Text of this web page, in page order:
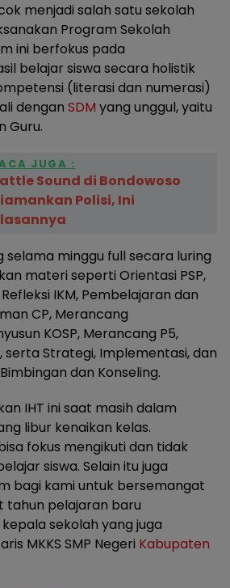
menjadi salah satu sekolah
Program Sekolah
ini berfokus pada
belajar siswa secara holistik
(literasi dan numerasi)
dengan SDM yang unggul, yaitu
Guru.
JUGA :
Sound di Bondowoso
Polisi, Ini
selama minggu full secara luring
materi seperti Orientasi PSP,
IKM, Pembelajaran dan
CP, Merancang
KOSP, Merancang P5,
serta Strategi, Implementasi, dan
dan Konseling.
IHT ini saat masih dalam
libur kenaikan kelas.
fokus mengikuti dan tidak
siswa. Selain itu juga
bagi kami untuk bersemangat
pelajaran baru
sekolah yang juga
MKKS SMP Negeri Kabupaten